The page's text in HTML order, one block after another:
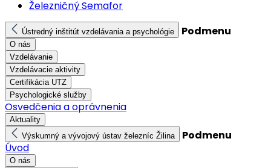
Železničný Semafor
Ústredný inštitút vzdelávania a psychológie Podmenu
O nás
Vzdelávanie
Vzdelávacie aktivity
Certifikácia UTZ
Psychologické služby
Osvedčenia a oprávnenia
Aktuality
Výskumný a vývojový ústav železníc Žilina
Podmenu
Úvod
O nás